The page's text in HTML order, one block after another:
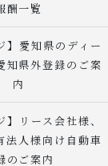
酬一覧
】愛知県のディー
知県外登録のご案
内
】リース会社様、
法人様向け自動車
のご案内